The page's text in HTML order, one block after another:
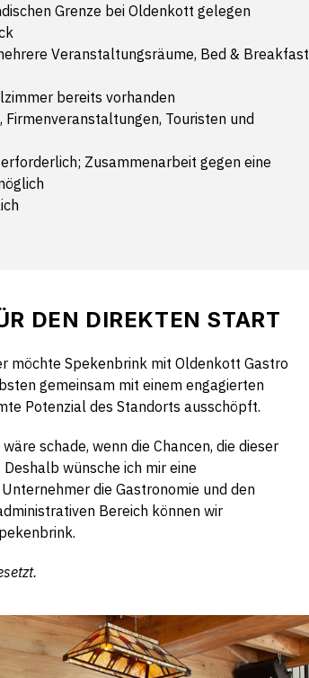
Grenze bei Oldenkott gelegen
Veranstaltungsräume, Bed & Breakfast
bereits vorhanden
Firmenveranstaltungen, Touristen und
Zusammenarbeit gegen eine
DEN DIREKTEN START
möchte Spekenbrink mit Oldenkott Gastro
gemeinsam mit einem engagierten
Potenzial des Standorts ausschöpft.
schade, wenn die Chancen, die dieser
wünsche ich mir eine
die Gastronomie und den
Bereich können wir